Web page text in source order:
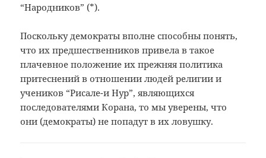
“Народников”(*).
Поскольку демократы вполне способны понять,
что их предшественников привела в такое
плачевное положение их прежняя политика
притеснений в отношении людей религии и
учеников “Рисале-и Нур”, являющихся
последователями Корана, то мы уверены, что
они (демократы) не попадут в их ловушку.